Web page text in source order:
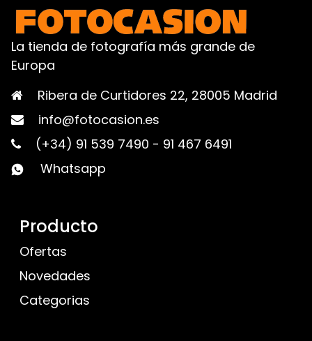
La tienda de fotografía más grande de
Europa
Ribera de Curtidores 22, 28005 Madrid
info@fotocasion.es
(+34) 91 539 7490 - 91 467 6491
Whatsapp
Producto
Ofertas
Novedades
Categorias